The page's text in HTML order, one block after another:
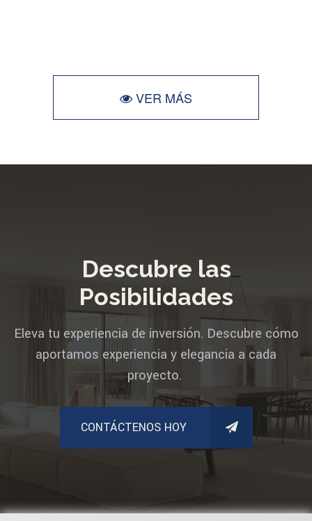
VER MÁS
Descubre las
Posibilidades
Eleva tu experiencia de inversión. Descubre cómo
aportamos experiencia y elegancia a cada
proyecto.
CONTÁCTENOS HOY